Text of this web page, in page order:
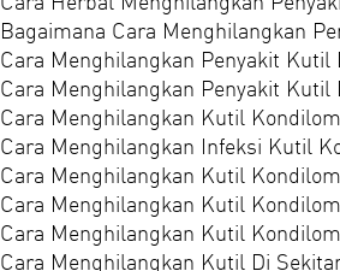
Bagaimana Cara Menghilangkan
Cara Menghilangkan Penyakit Kutil
Cara Menghilangkan Penyakit
Cara Menghilangkan Kutil
Cara Menghilangkan Infeksi Kutil
Cara Menghilangkan Kutil
Cara Menghilangkan Kutil
Cara Menghilangkan Kutil
Cara Menghilangkan Kutil Di